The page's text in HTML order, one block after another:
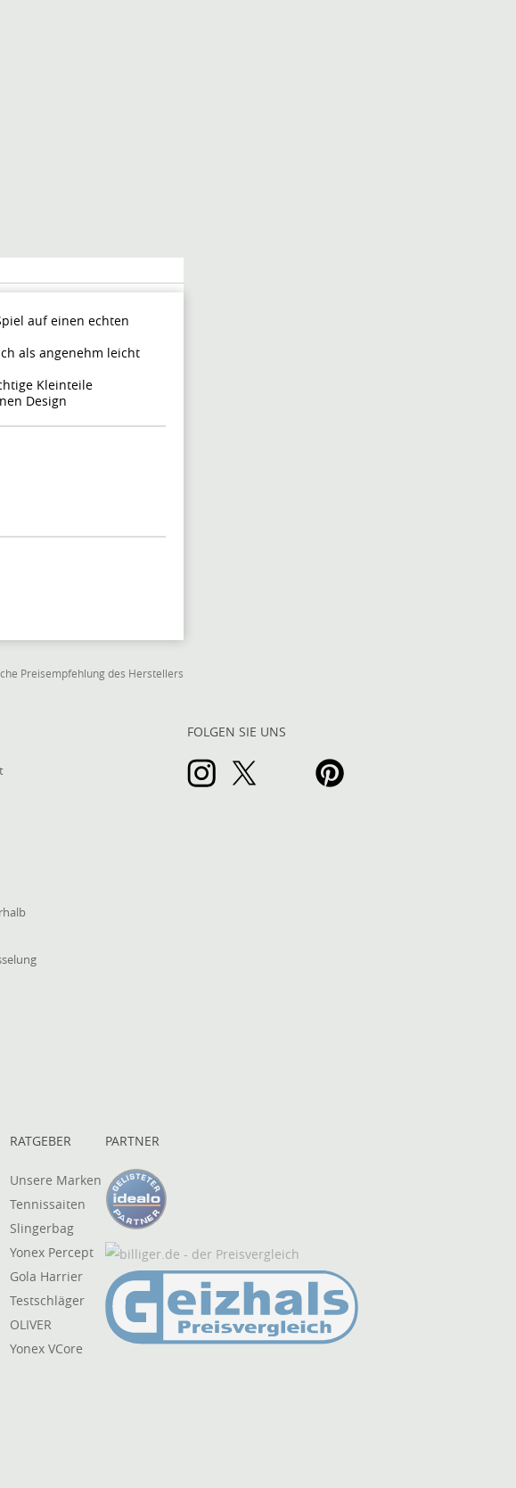
auf einen echten
als angenehm leicht
Kleinteile
Design
Preisempfehlung des Herstellers
FOLGEN SIE UNS
RATGEBER
Unsere Marken
Tennissaiten
Slingerbag
Yonex Percept
Gola Harrier
Testschläger
OLIVER
Yonex VCore
PARTNER